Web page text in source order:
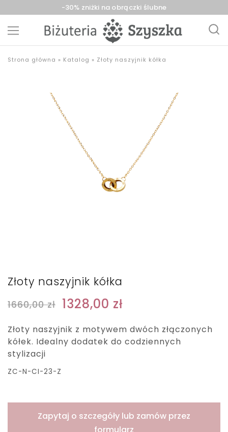
-30% zniżki na obrączki ślubne
Szyszka
z
pozłacaną,
obrączki,
upominki
Strona główna » Katalog » Złoty naszyjnik kółka
Złoty naszyjnik kółka
1660,00zł 1328,00 zł
Złoty naszyjnik z motywem dwóch złączonych
kółek. Idealny dodatek do codziennych
stylizacji
ZC-N-CI-23-Z
Zapytaj o szczegóły lub zamów przez